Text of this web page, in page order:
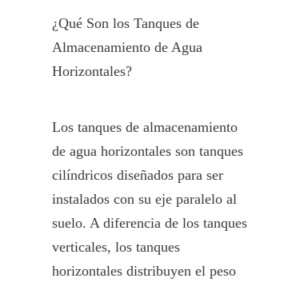
¿Qué Son los Tanques de
Almacenamiento de Agua
Horizontales?
Los tanques de almacenamiento
de agua horizontales son tanques
cilíndricos diseñados para ser
instalados con su eje paralelo al
suelo. A diferencia de los tanques
verticales, los tanques
horizontales distribuyen el peso